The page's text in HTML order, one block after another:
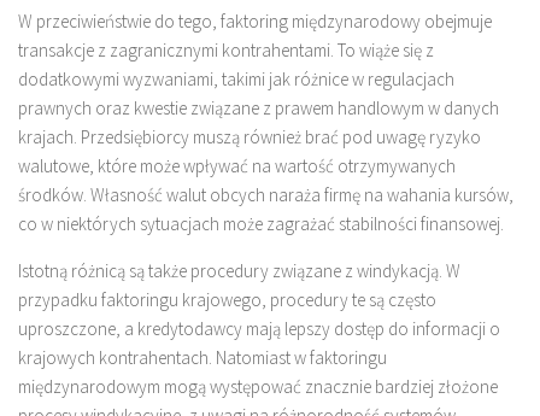
W przeciwieństwie do tego, faktoring międzynarodowy obejmuje
transakcje z zagranicznymi kontrahentami. To wiąże się z
dodatkowymi wyzwaniami, takimi jak różnice w regulacjach
prawnych oraz kwestie związane z prawem handlowym w danych
krajach. Przedsiębiorcy muszą również brać pod uwagę ryzyko
walutowe, które może wpływać na wartość otrzymywanych
środków. Własność walut obcych naraża firmę na wahania kursów,
co w niektórych sytuacjach może zagrażać stabilności finansowej.
Istotną różnicą są także procedury związane z windykacją. W
przypadku faktoringu krajowego, procedury te są często
uproszczone, a kredytodawcy mają lepszy dostęp do informacji o
krajowych kontrahentach. Natomiast w faktoringu
międzynarodowym mogą występować znacznie bardziej złożone